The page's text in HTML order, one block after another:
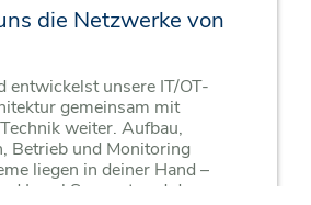
die Netzwerke von
entwickelst unsere IT/OT-
gemeinsam mit
weiter. Aufbau,
Betrieb und Monitoring
liegen in deiner Hand –
Level Support und das